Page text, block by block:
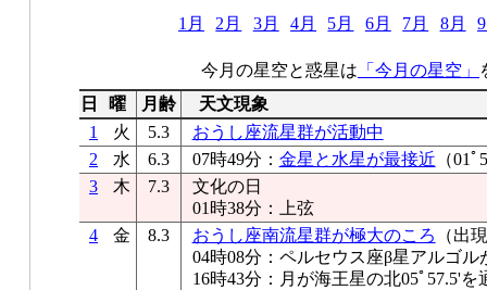
1月 2月 3月 4月 5月 6月 7月 8月
今月の星空と惑星は 「今月の星空」
日
曜 月齢
天文現象
1
火 5.3
おうし座流星群が活動中
2
水 6.3 07時49分： 金星と水星が最接近 （01
3
木 7.3
文化の日
01時38分：上弦
4
金 8.3 おうし座南流星群が極大のころ （出
04時08分：ペルセウス座β星アルゴル
16時43分：月が海王星の北05ﾟ57.5'を